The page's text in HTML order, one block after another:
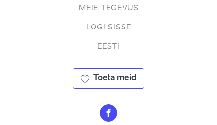
MEIE TEGEVUS
LOGI SISSE
EESTI
Toeta meid